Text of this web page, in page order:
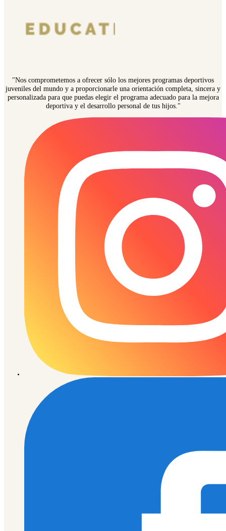
"Nos comprometemos a ofrecer sólo los mejores programas deportivos
juveniles del mundo y a proporcionarle una orientación completa, sincera y
personalizada para que puedas elegir el programa adecuado para la mejora
deportiva y el desarrollo personal de tus hijos."